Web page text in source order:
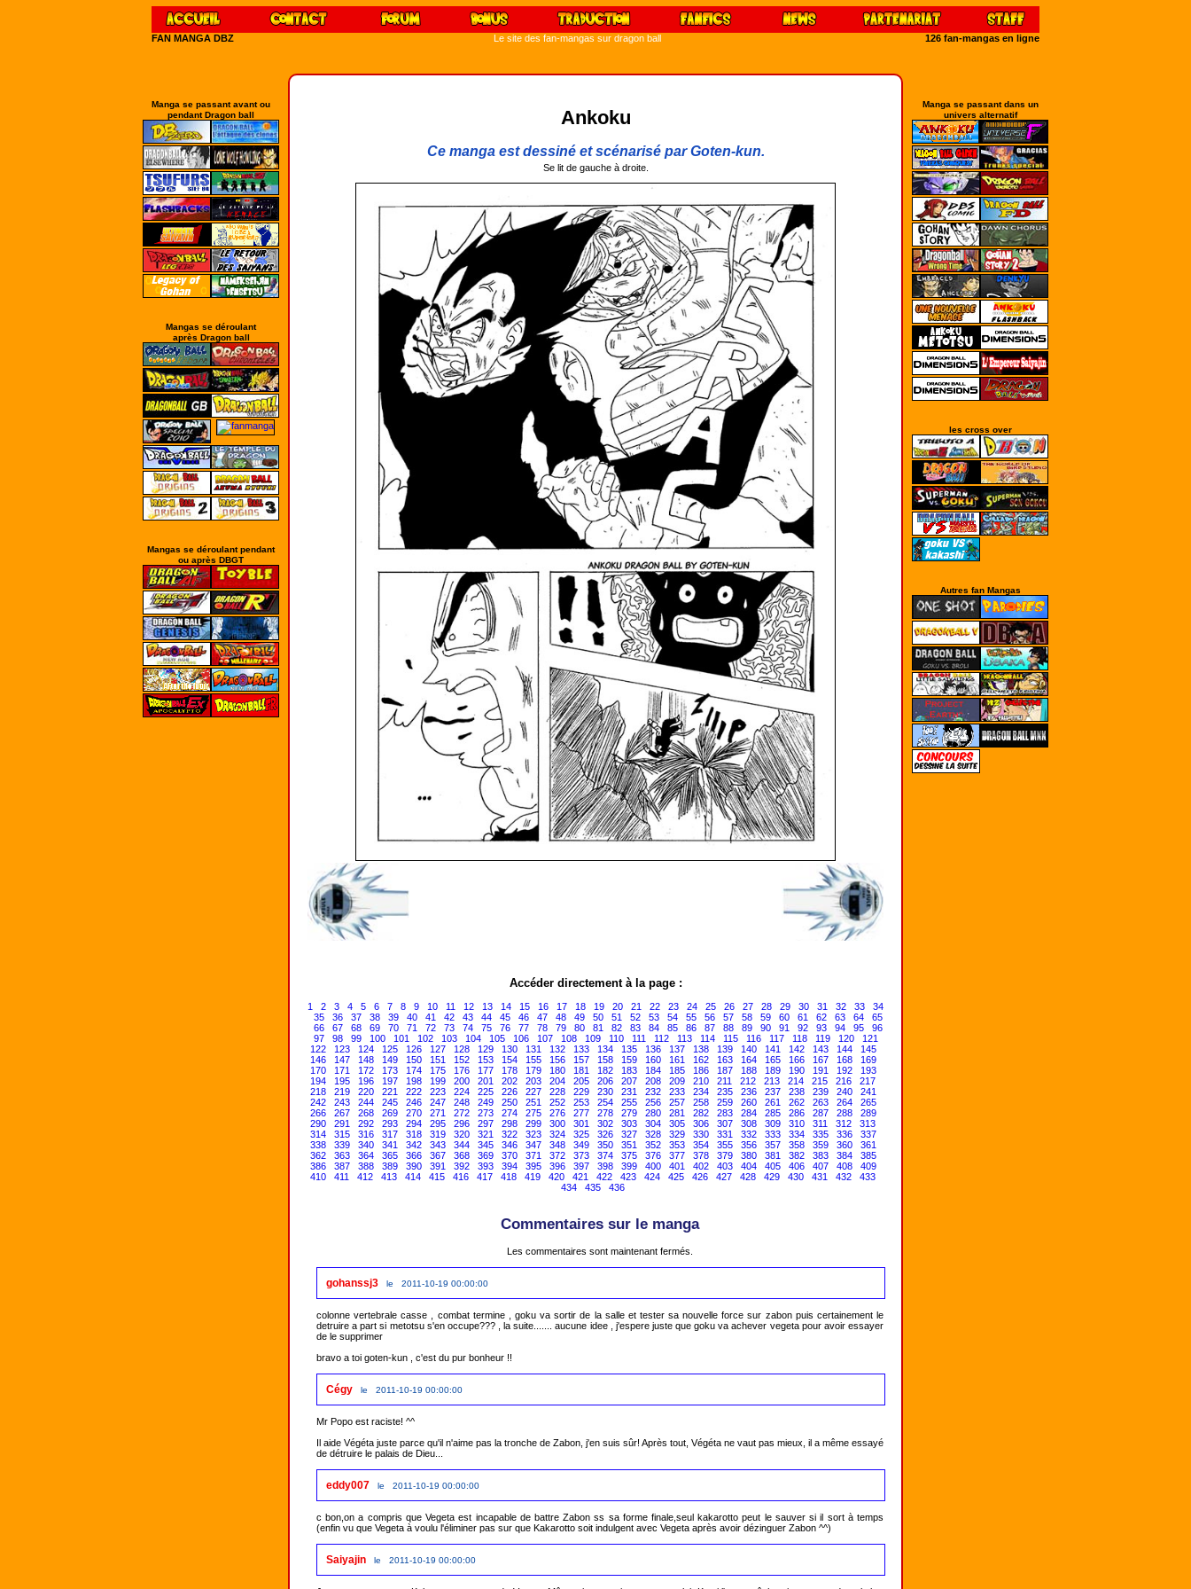
FAN MANGA DBZ Le site des fan-mangas sur dragon ball 126 fan-mangas en ligne
Manga se passant dans un
univers alternatif
les cross over
Autres fan Mangas
Manga se passant avant ou
pendant Dragon ball
Mangas se déroulant
après Dragon ball
Mangas se déroulant pendant
ou après DBGT
Ankoku
Ce manga est dessiné et scénarisé par Goten-kun.
Se lit de gauche à droite.
Accéder directement à la page :
1 2 3 4 5 6 7 8 9 10 11 12 13 14 15 16 17 18 19 20 21 22 23 24 25 26 27 28 29 30 31 32 33
34
35
36 37 38 39 40 41 42 43 44 45 46 47 48 49 50 51 52 53 54 55 56 57 58 59 60 61 62 63 64
65
66
67 68 69 70 71 72 73 74 75 76 77 78 79 80 81 82 83 84 85 86 87 88 89 90 91 92 93 94 95
96
97
98 99 100 101 102 103 104 105 106 107 108 109 110 111 112 113 114 115 116 117 118 119 120
121
122
123 124 125 126 127 128 129 130 131 132 133 134 135 136 137 138 139 140 141 142 143 144
145
146
147 148 149 150 151 152 153 154 155 156 157 158 159 160 161 162 163 164 165 166 167 168
169
170
171 172 173 174 175 176 177 178 179 180 181 182 183 184 185 186 187 188 189 190 191 192
193
194
195 196 197 198 199 200 201 202 203 204 205 206 207 208 209 210 211 212 213 214 215 216
217
218
219 220 221 222 223 224 225 226 227 228 229 230 231 232 233 234 235 236 237 238 239 240
241
242
243 244 245 246 247 248 249 250 251 252 253 254 255 256 257 258 259 260 261 262 263 264
265
266
267 268 269 270 271 272 273 274 275 276 277 278 279 280 281 282 283 284 285 286 287 288
289
290
291 292 293 294 295 296 297 298 299 300 301 302 303 304 305 306 307 308 309 310 311 312
313
314
315 316 317 318 319 320 321 322 323 324 325 326 327 328 329 330 331 332 333 334 335 336
337
338
339 340 341 342 343 344 345 346 347 348 349 350 351 352 353 354 355 356 357 358 359 360
361
362
363 364 365 366 367 368 369 370 371 372 373 374 375 376 377 378 379 380 381 382 383 384
385
386
387 388 389 390 391 392 393 394 395 396 397 398 399 400 401 402 403 404 405 406 407 408
409
410
411 412 413 414 415 416 417 418 419 420 421 422 423 424 425 426 427 428 429 430 431 432
433
434
435 436
Commentaires sur le manga
Les commentaires sont maintenant fermés.
gohanssj3 le 2011-10-19 00:00:00
colonne vertebrale casse , combat termine , goku va sortir de la salle et tester sa nouvelle force sur zabon puis certainement le
detruire a part si metotsu s'en occupe??? , la suite....... aucune idee , j'espere juste que goku va achever vegeta pour avoir essayer
de le supprimer
bravo a toi goten-kun , c'est du pur bonheur !!
Cégy le 2011-10-19 00:00:00
Mr Popo est raciste! ^^
Il aide Végéta juste parce qu'il n'aime pas la tronche de Zabon, j'en suis sûr! Après tout, Végéta ne vaut pas mieux, il a même essayé
de détruire le palais de Dieu...
eddy007 le 2011-10-19 00:00:00
c bon,on a compris que Vegeta est incapable de battre Zabon ss sa forme finale,seul kakarotto peut le sauver si il sort à temps
(enfin vu que Vegeta à voulu l'éliminer pas sur que Kakarotto soit indulgent avec Vegeta après avoir dézinguer Zabon ^^)
Saiyajin le 2011-10-19 00:00:00